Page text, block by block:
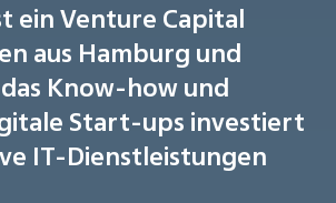
ein Venture Capital
aus Hamburg und
Know-how und
Start-ups investiert
IT-Dienstleistungen